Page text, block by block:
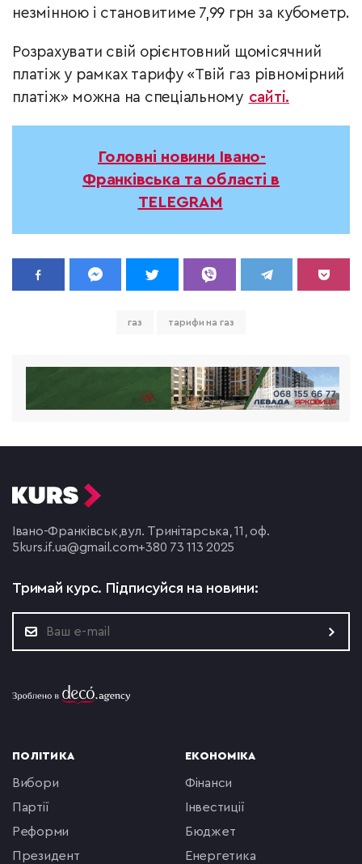
незмінною і становитиме 7,99 грн за кубометр.
Розрахувати свій орієнтовний щомісячний
платіж у рамках тарифу «Твій газ рівномірний
платіж» можна на спеціальному сайті.
Головні новини Івано-
Франківська та області в
TELEGRAM
газ тарифи на газ
Івано-Франківськ,вул. Тринітарська, 11, оф.
5 kurs.if.ua@gmail.com+380 73 113 2025
Тримай курс. Підписуйся на новини:
ПОЛІТИКА
вибори
партії
реформи
президент
ЕКОНОМІКА
фінанси
інвестиції
бюджет
енергетика